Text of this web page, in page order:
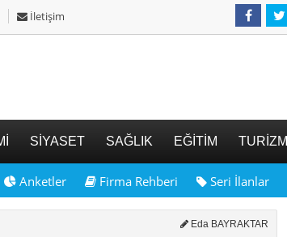
İletişim
SİYASET SAĞLIK EĞİTİM TURİZM
Anketler Firma Rehberi Seri İlanlar
Eda BAYRAKTAR